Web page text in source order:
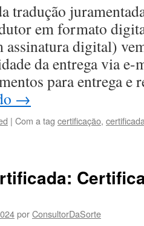
tradução
em formato
assinatura digital)
da entrega via e-
para entrega e
→
| Com a tag certificação,
porConsultorDaSorte